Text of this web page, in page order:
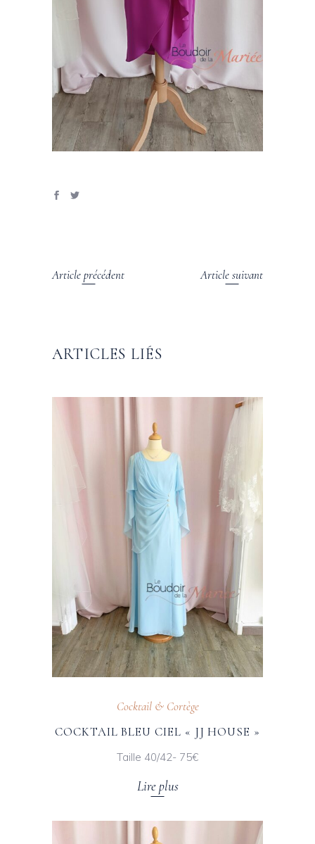
Article précédent Article suivant
ARTICLES LIÉS
Cocktail & Cortège
COCKTAIL BLEU CIEL « JJ HOUSE »
Taille 40/42- 75€
Lire plus